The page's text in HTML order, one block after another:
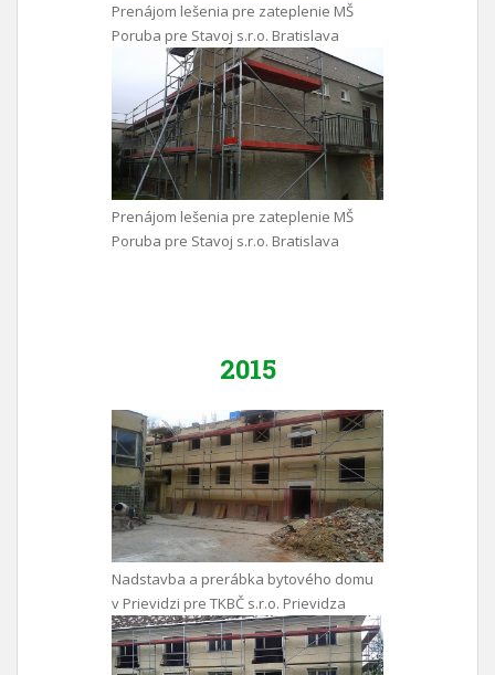
Prenájom lešenia pre zateplenie MŠ
Poruba pre Stavoj s.r.o. Bratislava
Prenájom lešenia pre zateplenie MŠ
Poruba pre Stavoj s.r.o. Bratislava
2015
Nadstavba a prerábka bytového domu
v Prievidzi pre TKBČ s.r.o. Prievidza